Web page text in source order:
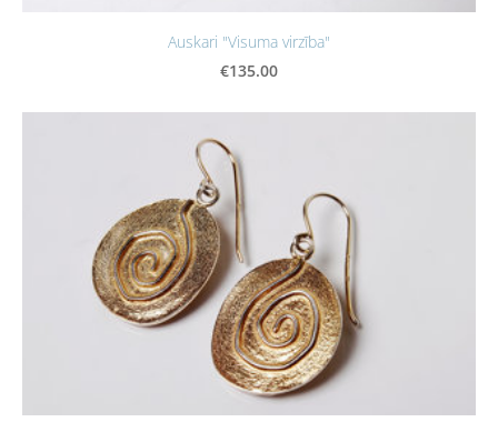
Auskari "Visuma virzība"
€135.00